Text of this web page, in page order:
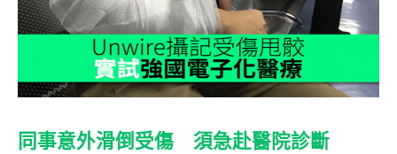
同事意外滑倒受傷 須急赴醫院診斷